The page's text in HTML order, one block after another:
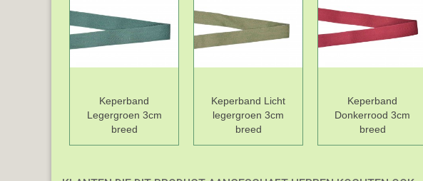
Keperband
Legergroen 3cm
breed
Keperband Licht
legergroen 3cm
breed
Keperband
Donkerrood 3cm
breed